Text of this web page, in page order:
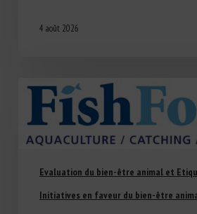
4 août 2026
Evaluation du bien-être animal et
Initiatives en faveur du bien-être